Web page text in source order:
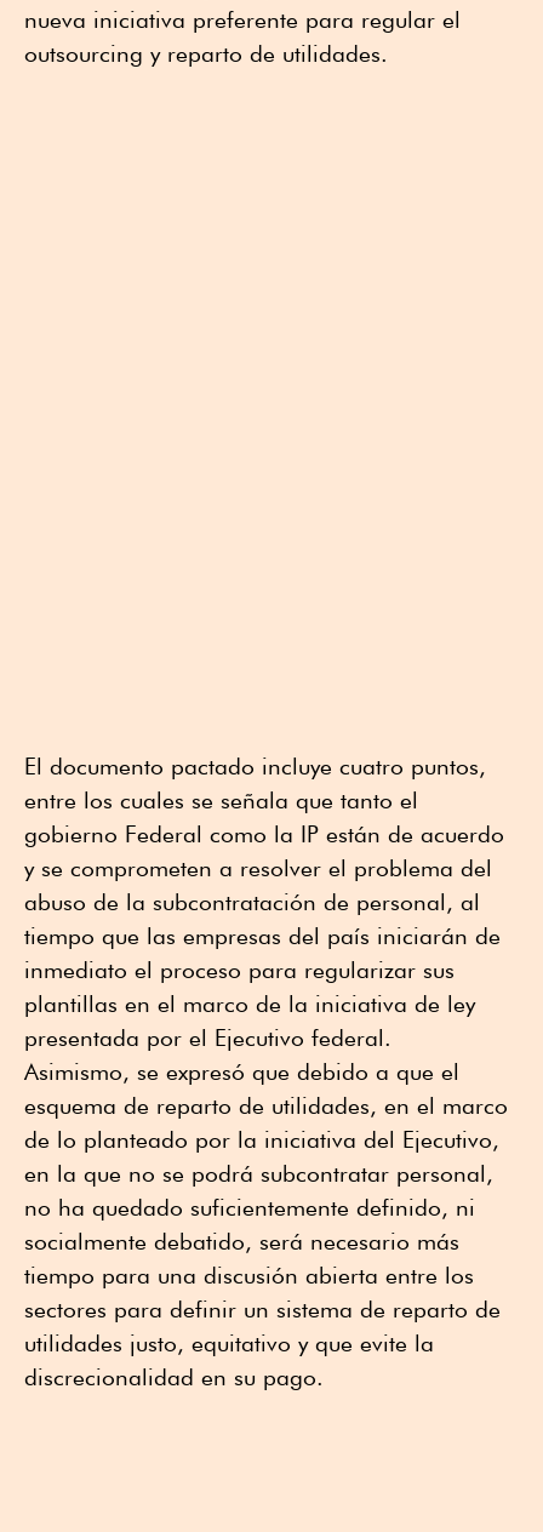
nueva iniciativa preferente para regular el
outsourcing y reparto de utilidades.
El documento pactado incluye cuatro puntos,
entre los cuales se señala que tanto el
gobierno Federal como la IP están de acuerdo
y se comprometen a resolver el problema del
abuso de la subcontratación de personal, al
tiempo que las empresas del país iniciarán de
inmediato el proceso para regularizar sus
plantillas en el marco de la iniciativa de ley
presentada por el Ejecutivo federal.
Asimismo, se expresó que debido a que el
esquema de reparto de utilidades, en el marco
de lo planteado por la iniciativa del Ejecutivo,
en la que no se podrá subcontratar personal,
no ha quedado suficientemente definido, ni
socialmente debatido, será necesario más
tiempo para una discusión abierta entre los
sectores para definir un sistema de reparto de
utilidades justo, equitativo y que evite la
discrecionalidad en su pago.